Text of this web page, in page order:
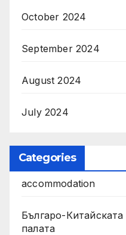
October 2024
September 2024
August 2024
July 2024
Categories
accommodation
Българо-
палата